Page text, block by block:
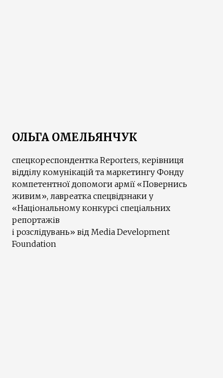
ОЛЬГА ОМЕЛЬЯНЧУК
спецкореспондентка Reporters, керівниця
відділу комунікацій та маркетингу Фонду
компетентної допомоги армії «Повернись
живим», лавреатка спецвідзнаки у
«Національному конкурсі спеціальних
репортажів
і розслідувань» від Media Development
Foundation